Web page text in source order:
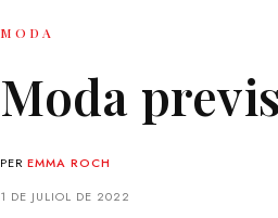
MODA
Moda
PER EMMA ROCH
1 DE JULIOL DE 2022